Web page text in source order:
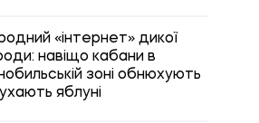
«інтернет» дикої
навіщо кабани в
зоні обнюхують
яблуні